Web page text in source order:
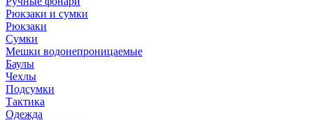
Рюкзаки и сумки
Рюкзаки
Сумки
Мешки водонепроницаемые
Баулы
Чехлы
Подсумки
Тактика
Одежда